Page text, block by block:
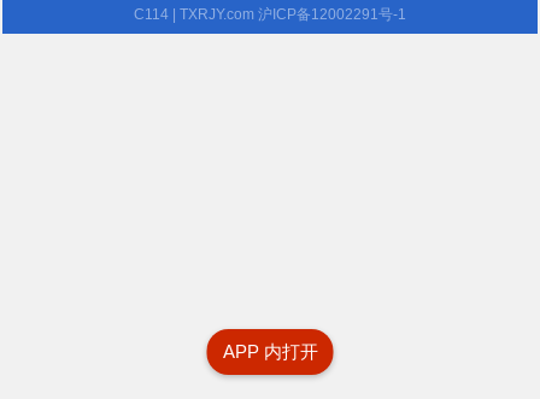
APP 内打开
C114 | TXRJY.com 沪ICP备12002291号-1